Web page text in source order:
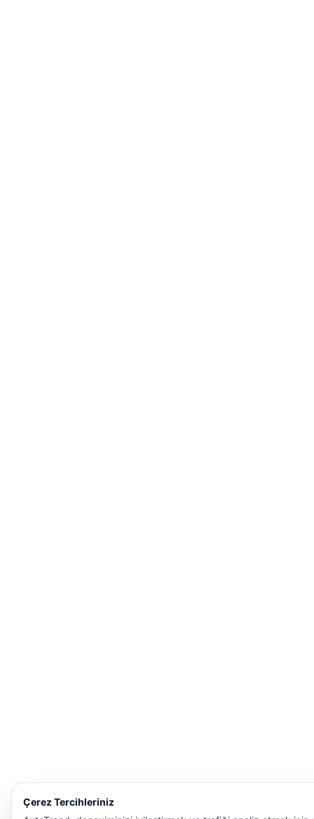
Çerez Tercihleriniz